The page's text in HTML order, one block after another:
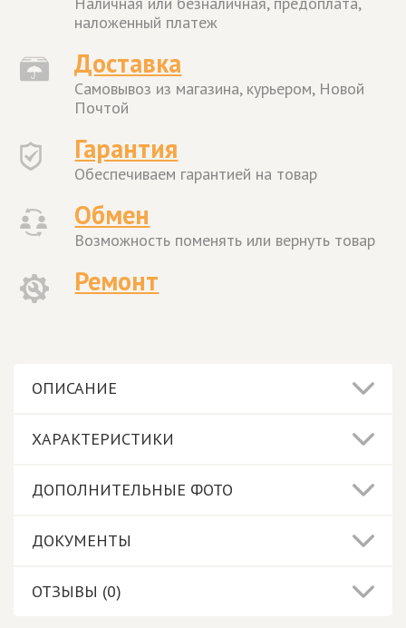
наложенный платеж
Доставка
Самовывоз из магазина, курьером, Новой
Почтой
Гарантия
Обеспечиваем гарантией на товар
Обмен
Возможность поменять или вернуть товар
Ремонт
ОПИСАНИЕ
ХАРАКТЕРИСТИКИ
ДОПОЛНИТЕЛЬНЫЕ ФОТО
ДОКУМЕНТЫ
ОТЗЫВЫ (0)